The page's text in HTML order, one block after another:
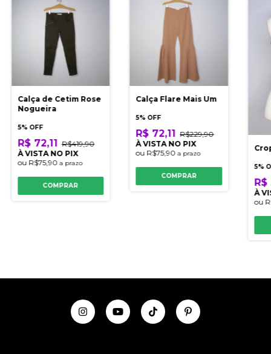
Calça de Cetim Rose
Nogueira
5% OFF
R$ 72,11 R$419,90
À VISTA NO PIX
ou R$75,90 a prazo
COMPRAR
Calça Flare Mais Um
5% OFF
R$ 72,11 R$229,90
À VISTA NO PIX
ou R$75,90a prazo
COMPRAR
5%
À
ou